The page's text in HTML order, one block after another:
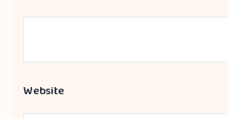
Website